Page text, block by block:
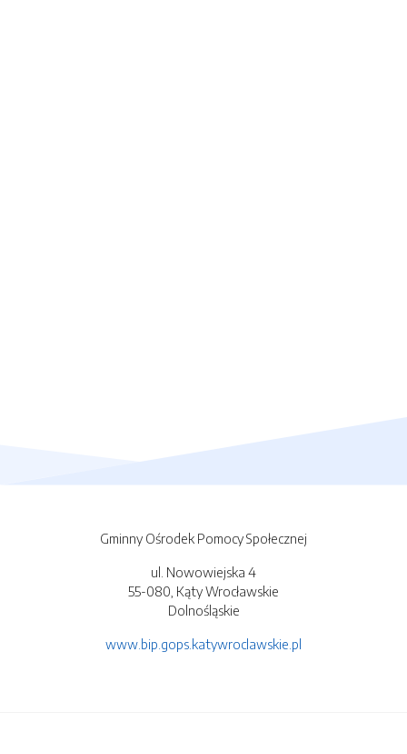
Gminny Ośrodek Pomocy Społecznej
ul. Nowowiejska 4
55-080, Kąty Wrocławskie
Dolnośląskie
www.bip.gops.katywroclawskie.pl